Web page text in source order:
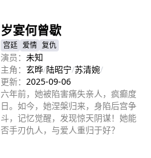
岁宴何曾歇
宫廷 爱情 复仇
演员： 未知
主角： 玄晔/陆昭宁/苏清婉/
更新： 2025-09-06
六年前，她被陷害痛失亲人，疯癫度
日。如今，她涅槃归来，身陷后宫争
斗，记忆觉醒，发现惊天阴谋！她能
否手刃仇人，与爱人重归于好？